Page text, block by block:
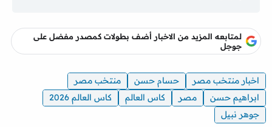
لمتابعه المزيد من الاخبار أضف بطولات كمصدر مفضل على
جوجل
اخبار منتخب مصر حسام حسن
منتخب مصر
ابراهيم حسن
مصر كاس العالم
كاس العالم 2026
جوهر نبيل